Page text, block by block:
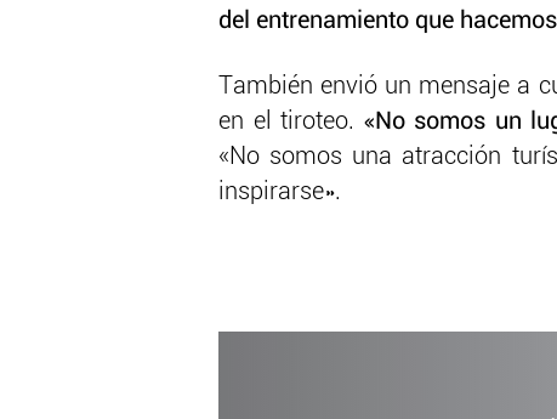
del entrenamiento que
También envió un mensaje a
en el tiroteo. «No somos un
«No somos una atracción
inspirarse».